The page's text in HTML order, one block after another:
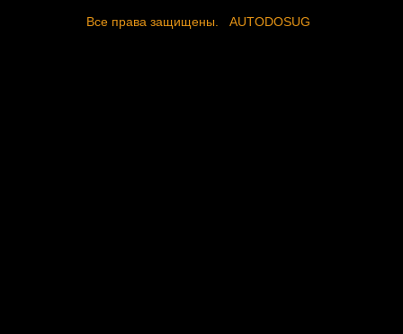
Все права защищены. AUTODOSUG